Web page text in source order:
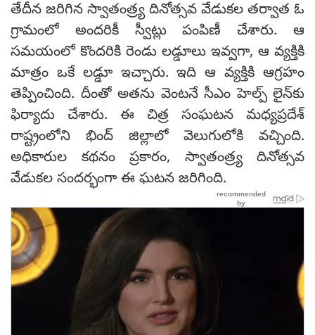
తేదీన జరిగిన స్వాతంత్ర్య దినోత్సవ వేడుకల తర్వాత ఓ
గ్రామంలో అందరికీ స్వీట్లు పంపిణీ చేశారు. ఆ
సమయంలో కొందరికి రెండు లడ్డూలు ఇవ్వగా, ఆ వ్యక్తికి
మాత్రం ఒకే లడ్డూ ఇచ్చారు. ఇది ఆ వ్యక్తికి ఆగ్రహం
తెప్పించింది. దీంతో అతను వెంటనే సీఎం హెల్ప్ లైన్‌కు
ఫిర్యాదు చేశారు. ఈ చిత్ర సంఘటన మధ్యప్రదేశ్
రాష్ట్రంలోని భింద్ జిల్లాలో వెలుగులోకి వచ్చింది.
అధికారుల కథనం ప్రకారం, స్వాతంత్ర్య దినోత్సవ
వేడుకల సందర్భంగా ఈ ఘటన జరిగింది.